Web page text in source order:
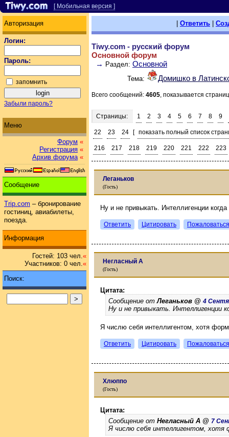
[ Мобильная версия ]
Авторизация
Логин:
Пароль:
запомнить
Забыли пароль?
Меню
Форум «
Регистрация «
Архив форума «
Сообщение
Trip.com – бронирование
гостиниц, авиабилеты,
поезда.
Информация
Гостей: 103 чел.«
Участников: 0 чел.«
Поиск:
Ответить
Tiwy.com - русский форум
Основной форум
→ Раздел: Основной
Тема: Домишко в
Всего сообщений: 4605, показывается
Страницы: 1 2 3 4 5 6 7 8 9
22 23 24 [ показать полный список
216 217 218 219 220 221 222 223
Леганьков
(Гость)
Ну и не привыкать. Интеллигенции
Ответить Цитировать Пожаловаться
Негласный А
(Гость)
Цитата:
Сообщение отЛеганьков @ 4
Ну и не привыкать. Интеллигенции
Я числю себя интеллигентом, хотя
Ответить Цитировать Пожаловаться
Хлюппо
(Гость)
Цитата:
Сообщение от Негласный А @ 7
Я числю себя интеллигентом, хотя